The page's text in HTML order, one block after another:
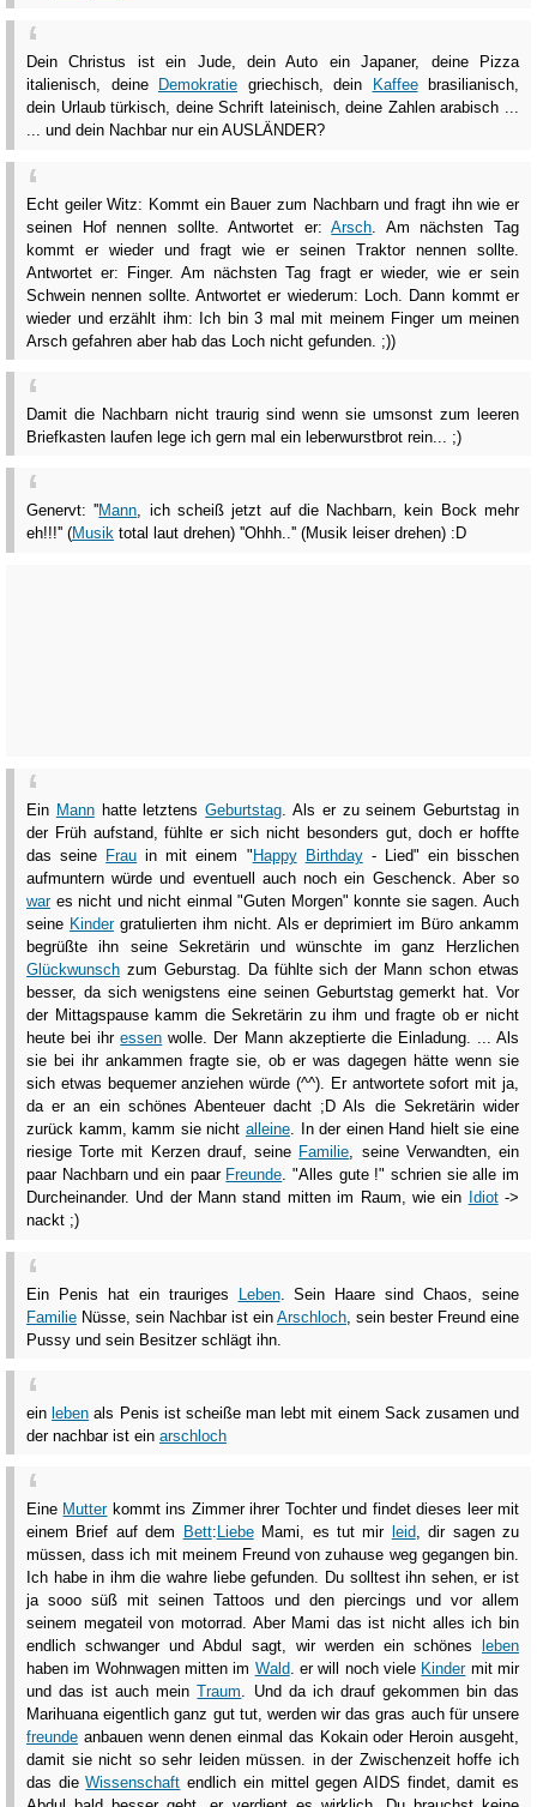
Dein Christus ist ein Jude, dein Auto ein Japaner, deine Pizza
italienisch, deine
Demokratie griechisch, dein Kaffeebrasilianisch,
dein Urlaub türkisch, deine Schrift lateinisch, deine Zahlen arabisch ...
... und dein Nachbar nur ein AUSLÄNDER?
Echt geiler Witz: Kommt ein Bauer zum Nachbarn und fragt ihn wie er
seinen Hof nennen sollte. Antwortet er:Arsch . Am nächsten Tag
kommt er wieder und fragt wie er seinen Traktor nennen sollte.
Antwortet er: Finger. Am nächsten Tag fragt er wieder, wie er sein
Schwein nennen sollte. Antwortet er wiederum: Loch. Dann kommt er
wieder und erzählt ihm: Ich bin 3 mal mit meinem Finger um meinen
Arsch gefahren aber hab das Loch nicht gefunden. ;))
Damit die Nachbarn nicht traurig sind wenn sie umsonst zum leeren
Briefkasten laufen lege ich gern mal ein leberwurstbrot rein... ;)
Genervt: ''Mann, ich scheiß jetzt auf die Nachbarn, kein Bock mehr
eh!!!'' (Musik total laut drehen) ''Ohhh..'' (Musik leiser drehen) :D
Ein Mannhatte letztensGeburtstag. Als er zu seinem Geburtstag in
der Früh aufstand, fühlte er sich nicht besonders gut, doch er hoffte
das seine Frau in mit einem " Happy Birthday- Lied" ein bisschen
aufmuntern würde und eventuell auch noch ein Geschenck. Aber so
wares nicht und nicht einmal "Guten Morgen" konnte sie sagen. Auch
seine Kindergratulierten ihm nicht. Als er deprimiert im Büro ankamm
begrüßte ihn seine Sekretärin und wünschte im ganz Herzlichen
Glückwunsch zum Geburstag. Da fühlte sich der Mann schon etwas
besser, da sich wenigstens eine seinen Geburtstag gemerkt hat. Vor
der Mittagspause kamm die Sekretärin zu ihm und fragte ob er nicht
heute bei ihressen wolle. Der Mann akzeptierte die Einladung. ... Als
sie bei ihr ankammen fragte sie, ob er was dagegen hätte wenn sie
sich etwas bequemer anziehen würde (^^). Er antwortete sofort mit ja,
da er an ein schönes Abenteuer dacht ;D Als die Sekretärin wider
zurück kamm, kamm sie nicht alleine. In der einen Hand hielt sie eine
riesige Torte mit Kerzen drauf, seine Familie, seine Verwandten, ein
paar Nachbarn und ein paar Freunde. "Alles gute !" schrien sie alle im
Durcheinander. Und der Mann stand mitten im Raum, wie ein
Idiot->
nackt ;)
Ein Penis hat ein trauriges Leben. Sein Haare sind Chaos, seine
Familie Nüsse, sein Nachbar ist ein Arschloch , sein bester Freund eine
Pussy und sein Besitzer schlägt ihn.
ein leben als Penis ist scheiße man lebt mit einem Sack zusamen und
der nachbar ist ein arschloch
Eine Mutterkommt ins Zimmer ihrer Tochter und findet dieses leer mit
einem Brief auf dem
Bett: LiebeMami, es tut mir leid, dir sagen zu
müssen, dass ich mit meinem Freund von zuhause weg gegangen bin.
Ich habe in ihm die wahre liebe gefunden. Du solltest ihn sehen, er ist
ja sooo süß mit seinen Tattoos und den piercings und vor allem
seinem megateil von motorrad. Aber Mami das ist nicht alles ich bin
endlich schwanger und Abdul sagt, wir werden ein schönes
leben
haben im Wohnwagen mitten im Wald. er will noch viele Kindermit mir
und das ist auch meinTraum. Und da ich drauf gekommen bin das
Marihuana eigentlich ganz gut tut, werden wir das gras auch für unsere
freunde anbauen wenn denen einmal das Kokain oder Heroin ausgeht,
damit sie nicht so sehr leiden müssen. in der Zwischenzeit hoffe ich
das dieWissenschaft endlich ein mittel gegen AIDS findet, damit es